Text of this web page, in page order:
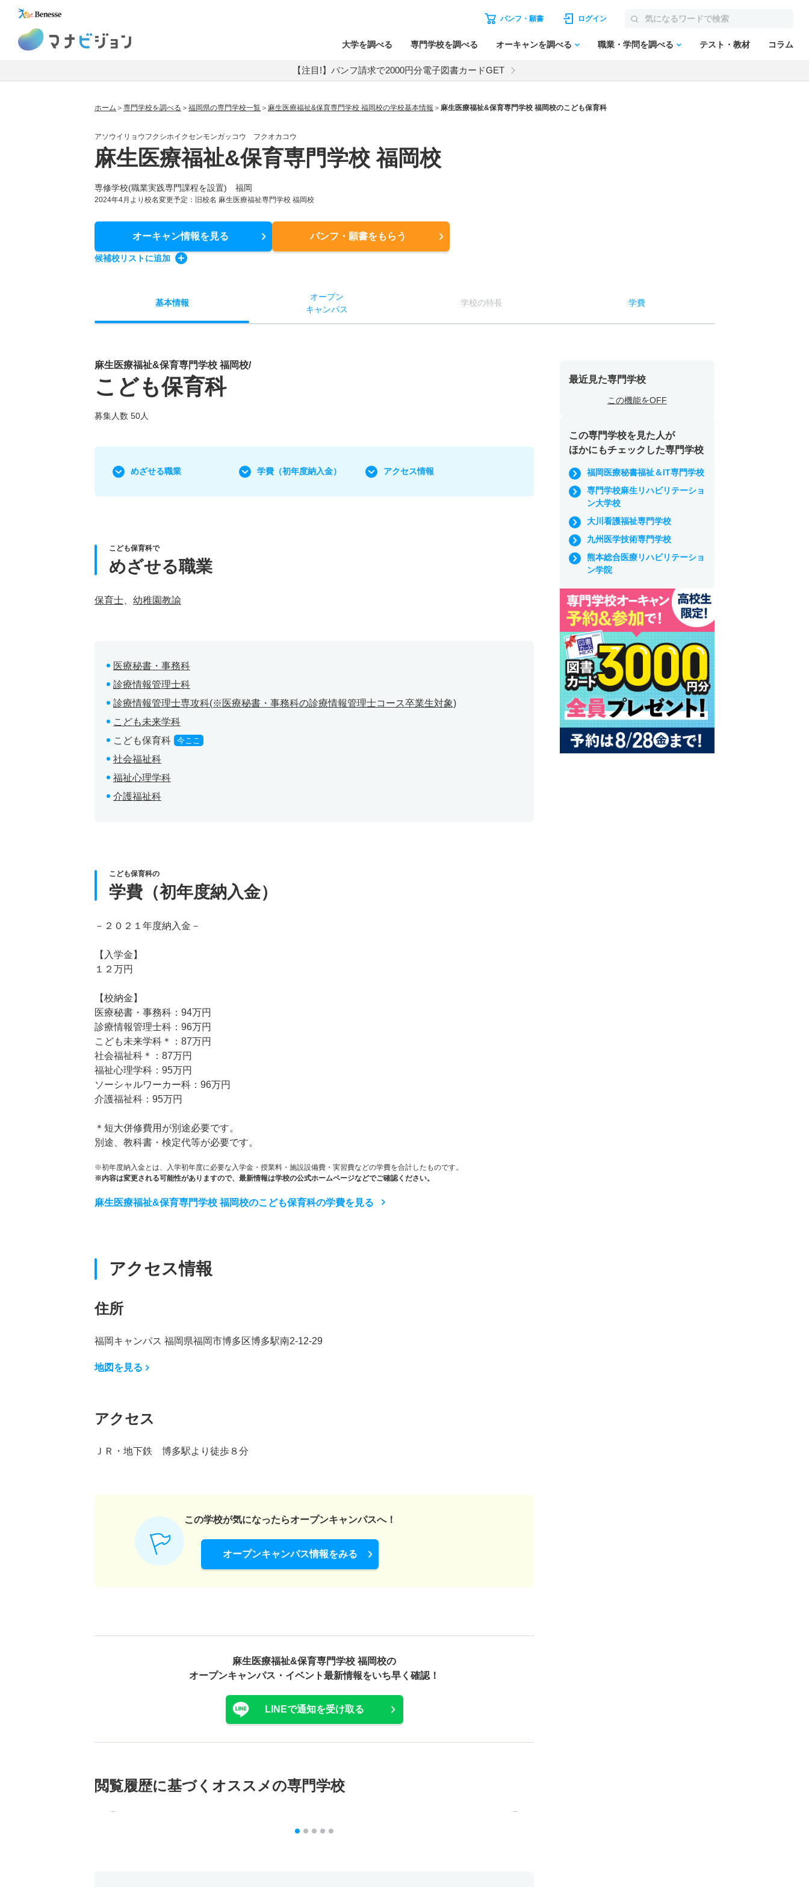
パンフ・願書 ログイン
大学を調べる 専門学校を調べる オーキャンを調べる 職業・学問を調べる テスト・教材 コラム
【注目!】パンフ請求で2000円分電子図書カードGET
ホーム 専門学校を調べる 福岡県の専門学校一覧 麻生医療福祉&保育専門学校 福岡校の学校基本情報 麻生医療福祉&保育専門学校 福岡校のこども保育科
アソウイリョウフクシホイクセンモンガッコウ フクオカコウ
麻生医療福祉&保育専門学校 福岡校
専修学校(職業実践専門課程を設置) 福岡
2024年4月より校名変更予定：旧校名 麻生医療福祉専門学校 福岡校
オーキャン情報を見る パンフ・願書をもらう
候補校リストに追加
基本情報
オープン
キャンパス
学校の特長 学費
麻生医療福祉&保育専門学校 福岡校/
こども保育科
募集人数 50人
めざせる職業 学費 （初年度納入金） アクセス情報
こども保育科で
めざせる職業
保育士 幼稚園教諭
医療秘書・事務科
診療情報管理士科
診療情報管理士専攻科(※医療秘書・事務科の診療情報管理士コース卒業生対象)
こども未来学科
こども保育科
今ここ
社会福祉科
福祉心理学科
介護福祉科
こども保育科の
学費（初年度納入金）
－２０２１年度納入金－
【入学金】
１２万円
【校納金】
医療秘書・事務科：94万円
診療情報管理士科：96万円
こども未来学科＊：87万円
社会福祉科＊：87万円
福祉心理学科：95万円
ソーシャルワーカー科：96万円
介護福祉科：95万円
＊短大併修費用が別途必要です。
別途、教科書・検定代等が必要です。
※初年度納入金とは、入学初年度に必要な入学金・授業料・施設設備費・実習費などの学費を合計したものです。
※内容は変更される可能性がありますので、最新情報は学校の公式ホームページなどでご確認ください。
麻生医療福祉&保育専門学校 福岡校のこども保育科の学費を見る
アクセス情報
住所
福岡キャンパス 福岡県福岡市博多区博多駅南2-12-29
地図を見る
アクセス
ＪＲ・地下鉄 博多駅より徒歩８分
この学校が気になったらオープンキャンパスへ！
オープンキャンパス情報をみる
麻生医療福祉&保育専門学校 福岡校の
オープンキャンパス・ イベント最新情報をいち早く確認！
LINEで通知を受け取る
閲覧履歴に基づく オススメの専門学校
最近見た専門学校
この機能をOFF
この専門学校を見た人が
ほかにもチェックした専門学校
福岡医療秘書福祉＆IT専門学校
専門学校麻生リハビリテーショ
ン大学校
大川看護福祉専門学校
九州医学技術専門学校
熊本総合医療リハビリテーショ
ン学院